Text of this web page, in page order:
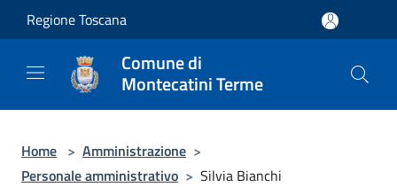
Salta al contenuto principale
Regione Toscana
Comune di
Montecatini Terme
Home > Amministrazione >
Personale amministrativo > Silvia Bianchi